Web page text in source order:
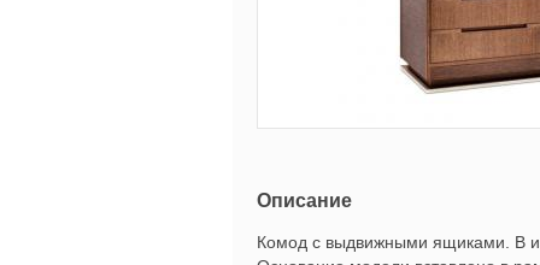
Описание
Комод с выдвижными ящиками. В